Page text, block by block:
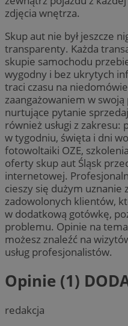
zdjęcia wnętrza.
Skup aut nie był jeszcze
transparenty. Każda
skupie samochodu
wygodny i bez ukrytych
traci czasu na
zaangażowaniem w
nurtujące pytanie
również usługi z
w tygodniu, święta i dni
fotowoltaiki OZE,
oferty skup aut Śląsk
internetowej.
cieszy się dużym uznanie
zadowolonych klientów,
w dodatkową gotówkę,
problemu. Opinie na
możesz znaleźć na
usług profesjonalistów.
Opinie (1)
redakcja